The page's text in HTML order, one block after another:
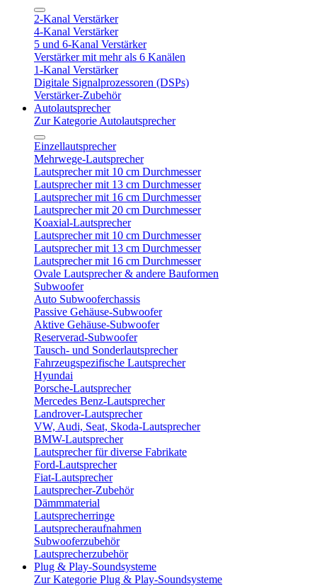
2-Kanal Verstärker
4-Kanal Verstärker
5 und 6-Kanal Verstärker
Verstärker mit mehr als 6 Kanälen
1-Kanal Verstärker
Digitale Signalprozessoren (DSPs)
Verstärker-Zubehör
Autolautsprecher
Zur Kategorie Autolautsprecher
Einzellautsprecher
Mehrwege-Lautsprecher
Lautsprecher mit 10 cm Durchmesser
Lautsprecher mit 13 cm Durchmesser
Lautsprecher mit 16 cm Durchmesser
Lautsprecher mit 20 cm Durchmesser
Koaxial-Lautsprecher
Lautsprecher mit 10 cm Durchmesser
Lautsprecher mit 13 cm Durchmesser
Lautsprecher mit 16 cm Durchmesser
Ovale Lautsprecher & andere Bauformen
Subwoofer
Auto Subwooferchassis
Passive Gehäuse-Subwoofer
Aktive Gehäuse-Subwoofer
Reserverad-Subwoofer
Tausch- und Sonderlautsprecher
Fahrzeugspezifische Lautsprecher
Hyundai
Porsche-Lautsprecher
Mercedes Benz-Lautsprecher
Landrover-Lautsprecher
VW, Audi, Seat, Skoda-Lautsprecher
BMW-Lautsprecher
Lautsprecher für diverse Fabrikate
Ford-Lautsprecher
Fiat-Lautsprecher
Lautsprecher-Zubehör
Dämmmaterial
Lautsprecherringe
Lautsprecheraufnahmen
Subwooferzubehör
Lautsprecherzubehör
Plug & Play-Soundsysteme
Zur Kategorie Plug & Play-Soundsysteme